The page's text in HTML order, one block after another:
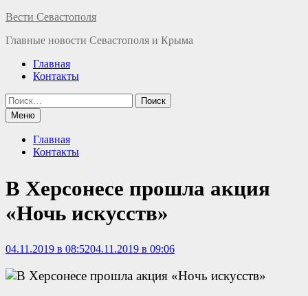
Перейти
содержимому
Вести Севастополя
Главные новости Севастополя и Крыма
Главная
Контакты
Найти:
Меню
Главная
Контакты
В Херсонесе прошла акция
«Ночь искусств»
04.11.2019 в 08:5204.11.2019 в 09:06